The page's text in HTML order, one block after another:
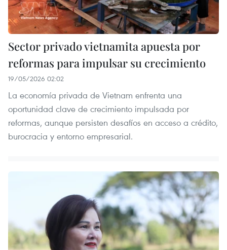
Sector privado vietnamita apuesta por
reformas para impulsar su crecimiento
19/05/2026 02:02
La economía privada de Vietnam enfrenta una
oportunidad clave de crecimiento impulsada por
reformas, aunque persisten desafíos en acceso a crédito,
burocracia y entorno empresarial.